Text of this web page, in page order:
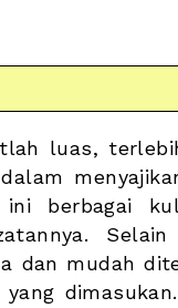
luas,
ini berbagai
dan mudah